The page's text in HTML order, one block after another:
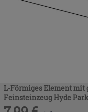
L-Förmiges Element mit
Feinsteinzeug Hyde